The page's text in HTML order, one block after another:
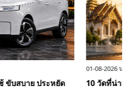
ทำไมต้องมีเงินมัดจำก่อนรับรถ